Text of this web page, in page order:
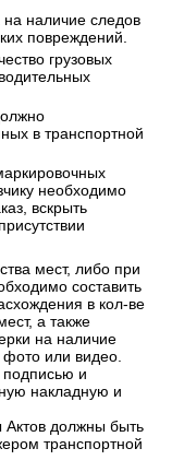
на наличие следов
повреждений.
грузовых
в транспортной
необходимо
вскрыть
мест, либо при
составить
в кол-ве
а также
на наличие
фото или видео.
подписью и
накладную и
должны быть
транспортной